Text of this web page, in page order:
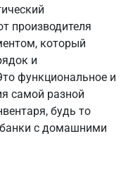
производителя
который
и
функциональное и
самой разной
будь то
с домашними